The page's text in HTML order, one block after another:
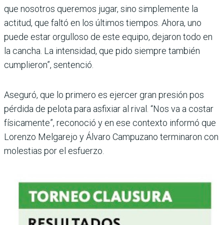
que nosotros queremos jugar, sino simplemente la
actitud, que faltó en los últi­mos tiempos. Ahora, uno
puede estar orgulloso de este equipo, dejaron todo en
la cancha. La intensidad, que pido siempre también
cumplieron”, sentenció.
Aseguró, que lo primero es ejercer gran presión pos
pér­dida de pelota para asfixiar al rival. “Nos va a costar
físi­camente”, reconoció y en ese contexto informó que
Lorenzo Melgarejo y Álvaro Campuzano terminaron con
molestias por el esfuerzo.